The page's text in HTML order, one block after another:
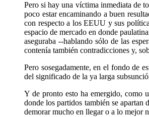
Pero si hay una víctima inmediata de
poco estar encaminando a buen
con respecto a los EEUU y sus
espacio de mercado en donde
aseguraba --hablando sólo de las
contenía también contradicciones y,
Pero sosegadamente, en el fondo de
del significado de la ya larga
Y de pronto esto ha emergido, como
donde los partidos también se apartan
demorar mucho en llegar o a lo mejor